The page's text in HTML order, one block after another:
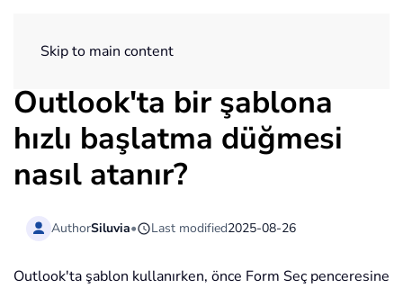
Skip to main content
Outlook'ta bir şablona
hızlı başlatma düğmesi
nasıl atanır?
AuthorSiluvia• Last modified2025-08-26
Outlook'ta şablon kullanırken, önce Form Seç penceresine